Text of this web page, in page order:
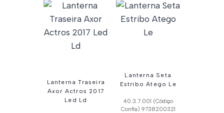
Lanterna Traseira
Axor Actros 2017
Led Ld
Lanterna Seta
Estribo Atego Le
40.3.7.001 (Código
Confia) 9738200321